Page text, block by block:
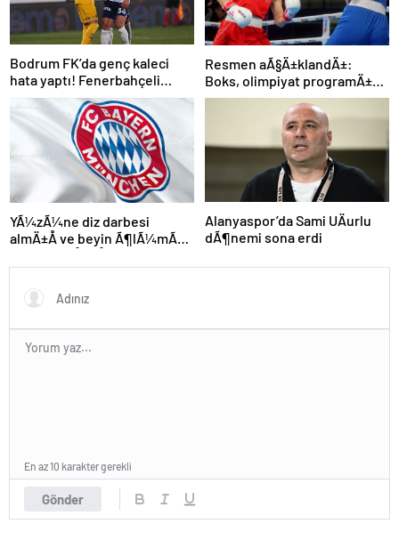
Bodrum FK’da genç kaleci
hata yaptı! Fenerbahçeli
futbolcular teselli etti
Resmen aÃ§Ä±klandÄ±:
Boks, olimpiyat programÄ±na
dahil edildi
YÃ¼zÃ¼ne diz darbesi
almÄ±Å ve beyin Ã¶lÃ¼mÃ¼
MÃ¼nih DÃ¼nya
KarmasÄ±’nÄ±n genÃ§
futbolcusu hayatÄ±nÄ±
Alanyaspor’da Sami UÄurlu
dÃ¶nemi sona erdi
Gönder
En az 10 karakter gerekli